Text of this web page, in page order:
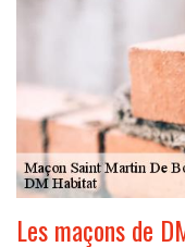
Les maçons de